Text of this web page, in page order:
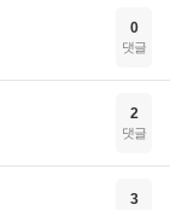
0
댓글
2
댓글
3